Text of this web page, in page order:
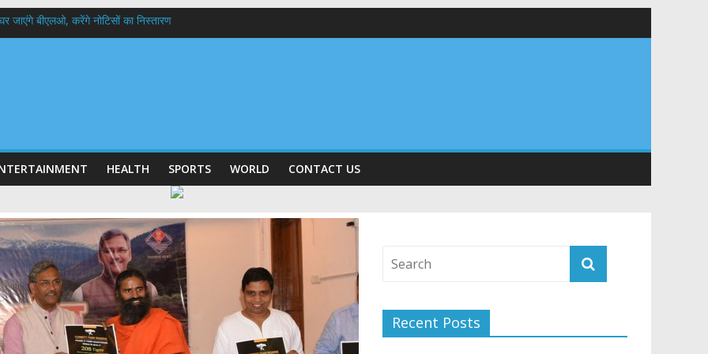
जाएंगे बीएलओ, करेंगे नोटिसों का निस्तारण
रहें अधिकारी-मुख्य सचिव मानसून-एसईओसी से मुख्य सचिव ने की विस्तृत समीक्षा कहा-बंद सड़कों को शीघ्र खोला जाए, लोगों को न हो दिक्कत
HEALTH SPORTS WORLD CONTACT US
Recent Posts